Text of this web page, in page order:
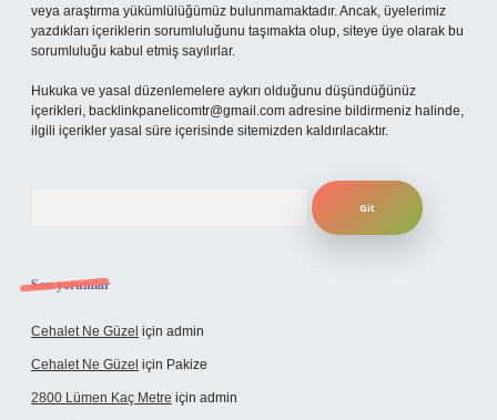
veya araştırma yükümlülüğümüz bulunmamaktadır. Ancak, üyelerimiz
yazdıkları içeriklerin sorumluluğunu taşımakta olup, siteye üye olarak bu
sorumluluğu kabul etmiş sayılırlar.
Hukuka ve yasal düzenlemelere aykırı olduğunu düşündüğünüz
içerikleri, backlinkpanelicomtr@gmail.com adresine bildirmeniz halinde,
ilgili içerikler yasal süre içerisinde sitemizden kaldırılacaktır.
Son yorumlar
Cehalet Ne Güzel için admin
Cehalet Ne Güzel için Pakize
2800 Lümen Kaç Metre için admin